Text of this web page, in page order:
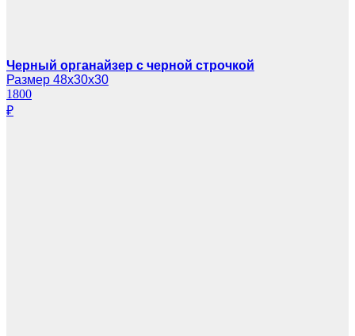
Черный органайзер с черной строчкой
Размер 48х30х30
1800
₽